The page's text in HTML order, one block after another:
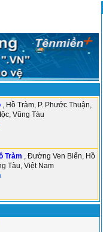
, Hồ Tràm, P. Phước Thuận,
Vũng Tàu
Tràm , Đường Ven Biển, Hồ
Tàu, Việt Nam